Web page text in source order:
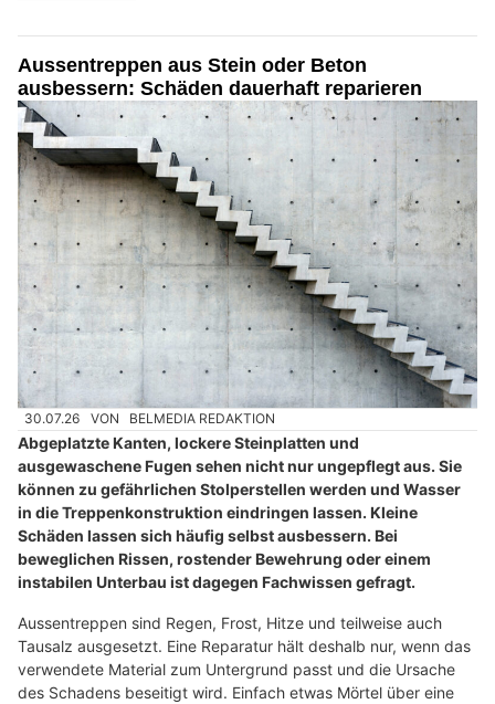
Aussentreppen aus Stein oder Beton
ausbessern: Schäden dauerhaft reparieren
30.07.26 VON BELMEDIA REDAKTION
Abgeplatzte Kanten, lockere Steinplatten und
ausgewaschene Fugen sehen nicht nur ungepflegt aus. Sie
können zu gefährlichen Stolperstellen werden und Wasser
in die Treppenkonstruktion eindringen lassen. Kleine
Schäden lassen sich häufig selbst ausbessern. Bei
beweglichen Rissen, rostender Bewehrung oder einem
instabilen Unterbau ist dagegen Fachwissen gefragt.
Aussentreppen sind Regen, Frost, Hitze und teilweise auch
Tausalz ausgesetzt. Eine Reparatur hält deshalb nur, wenn das
verwendete Material zum Untergrund passt und die Ursache
des Schadens beseitigt wird. Einfach etwas Mörtel über eine